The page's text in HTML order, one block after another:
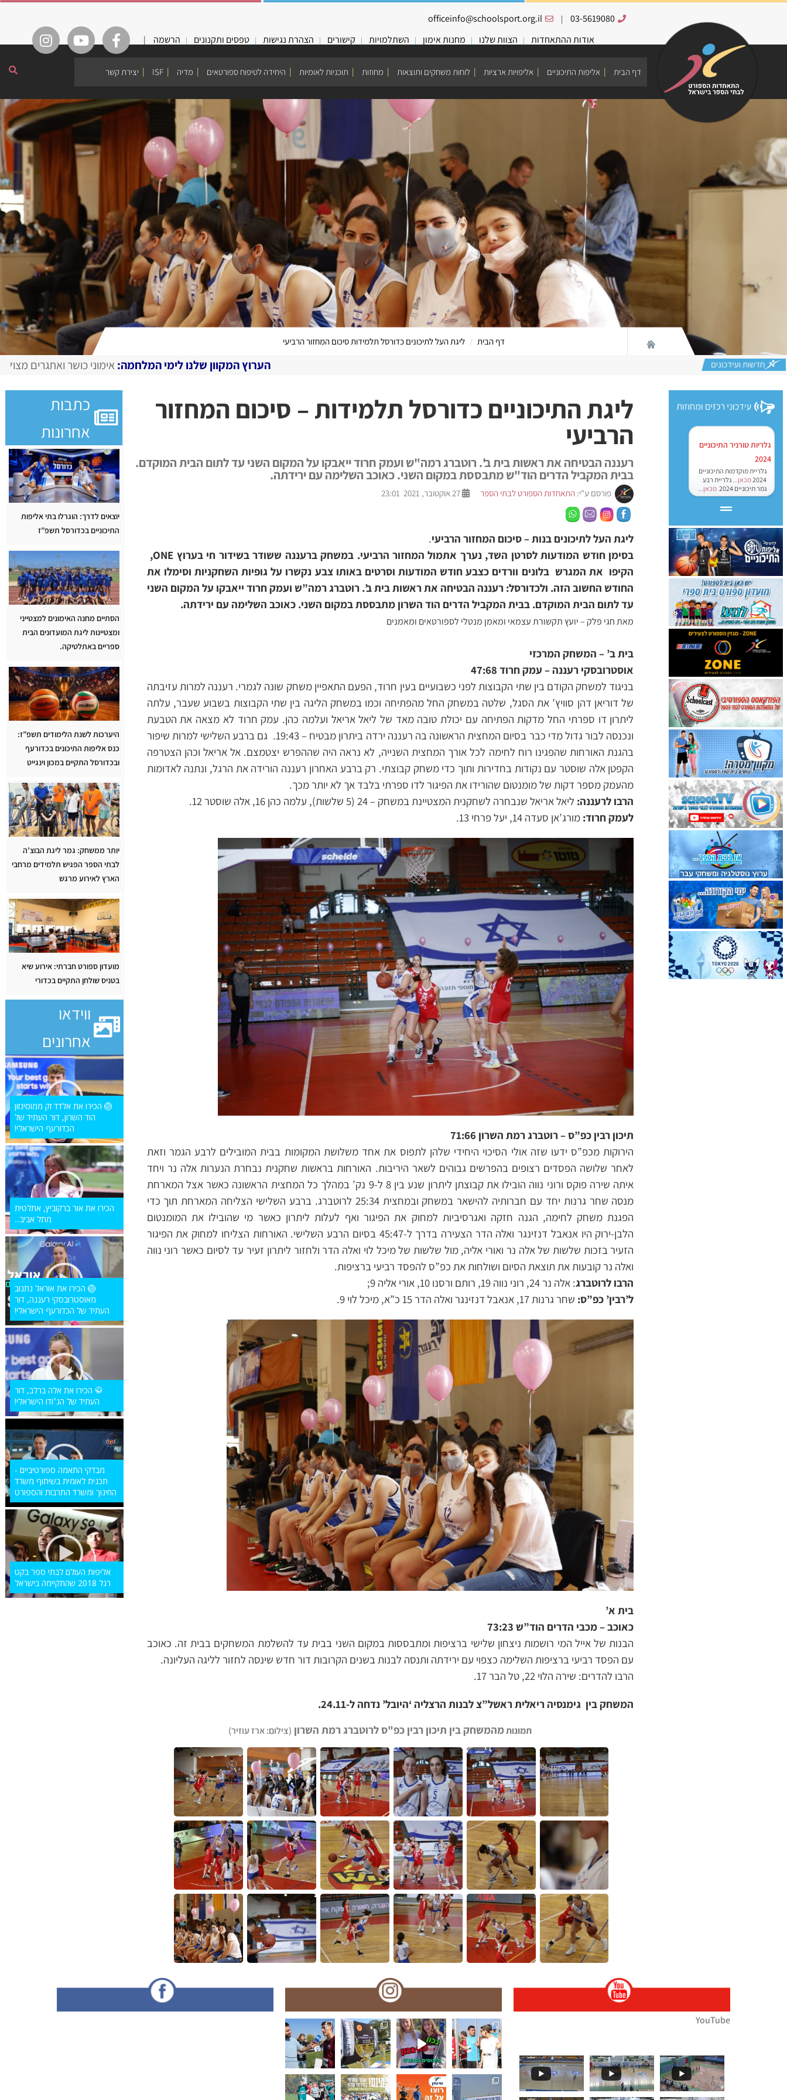
03-5619080
|
officeinfo@schoolsport.org.il
אודות ההתאחדות
הצוות שלנו מחנות אימון השתלמויות קישורים הצהרת נגישות טפסים ותקנונים הרשמה |
דף הבית אליפות התיכוניים אליפויות ארציות לוחות משחקים ותוצאות מחוזות תוכניות לאומיות היחידה לטיפוח ספורטאים מדיה ISF יצירת קשר
דף הבית ליגת העל לתיכונים כדורסל תלמידות סיכום המחזור הרביעי
הערוץ המקוון שלנו לימי המלחמה:אימוני כושר ואתגרים מצולמים, מגזין דיגיטלי
גלריות טורניר התיכוניים
2024
גלריית מוקדמות התיכוניים
2024מכאן... גלריית רבע
גמר תיכוניים 2024
מכאן...
ליגת התיכוניים כדורסל תלמידות – סיכום המחזור
הרביעי
רעננה הבטיחה את ראשות בית ב'. רוטברג רמה"ש ועמק חרוד ייאבקו על המקום השני עד לתום הבית המוקדם.
בבית המקביל הדרים הוד"ש מתבססת במקום השני. כאוכב השלימה עם ירידתה.
פורסם ע"י: התאחדות הספורט לבתי הספר 27 אוקטובר, 2021 23:01
ליגת העל לתיכונים בנות – סיכום המחזור הרביעי.
בסימן חודש המודעות לסרטן השד, נערך אתמול המחזור הרביעי. במשחק ברעננה ששודר בשידור חי בערוץ ONE,
הקיפו את המגרש בלונים וורדים כצבע חודש המודעות וסרטים באותו צבע נקשרו על גופיות השחקניות וסימלו את
החודש החשוב הזה. ולכדורסל: רעננה הבטיחה את ראשות בית ב’. רוטברג רמה”ש ועמק חרוד ייאבקו על המקום השני
עד לתום הבית המוקדם. בבית המקביל הדרים הוד השרון מתבססת במקום השני. כאוכב השלימה עם ירידתה.
מאת חגי פלק – יועץ תקשורת עצמאי ומאמן מנטלי לספורטאים ומאמנים
בית ב’ – המשחק המרכזי
אוסטרובסקי רעננה – עמק חרוד 47:68
בניגוד למשחק הקודם בין שתי הקבוצות לפני כשבועיים בעין חרוד, הפעם התאפיין משחק שונה לגמרי. רעננה למרות עזיבתה
של דוריאן דהן סוויץ’ את הסגל, שלטה במשחק החל מהפתיחה וכמו במשחק הליגה בין שתי הקבוצות בשבוע שעבר, עלתה
ליתרון דו ספרתי החל מדקות הפתיחה עם יכולת טובה מאד של ליאל אריאל ועלמה כהן. עמק חרוד לא מצאה את הטבעת
ונכנסה לבור גדול מדי כבר בסיום המחצית הראשונה בה רעננה ירדה ביתרון מבטיח – 19:43. גם ברבע השלישי למרות שיפור
בהגנת האורחות שהפגינו רוח לחימה לכל אורך המחצית השנייה, לא נראה היה שההפרש יצטמצם. אל אריאל וכהן הצטרפה
הקפטן אלה שוסטר עם נקודות בחדירות ותוך כדי משחק קבוצתי. רק ברבע האחרון רעננה הורידה את הרגל, ונתנה לאדומות
מהעמק מספר דקות של מומנטום שהורידו את הפיגור לדו ספרתי בלבד אך לא יותר מכך.
הרבו לרעננה: ליאל אריאל שנבחרה לשחקנית המצטיינת במשחק – 24 (5 שלשות), עלמה כהן 16, אלה שוסטר 12.
לעמק חרוד: מורג’אן סעדה 14, יעל פרחי 13.
תיכון רבין כפ”ס – רוטברג רמת השרון 71:66
הירוקות מכפ”ס ידעו שזה אולי הסיכוי היחידי שלהן לתפוס את אחד משלושת המקומות בבית המובילים לרבע הגמר וזאת
לאחר שלושה הפסדים רצופים בהפרשים גבוהים לשאר היריבות. האורחות בראשות שחקנית נבחרת הנערות אלה נר ויחד
איתה שירה פוקס ורוני נווה הובילו את קבוצתן ליתרון שנע בין 8 ל-9 נק’ במהלך כל המחצית הראשונה כאשר אצל המארחת
מנסה שחר גרנות יחד עם חברותיה להישאר במשחק ובמחצית 25:34 לרוטברג. ברבע השלישי הצליחה המארחת תוך כדי
הפגנת משחק לחימה, הגנה חזקה ואגרסיביות למחוק את הפיגור ואף לעלות ליתרון כאשר מי שהובילו את המומנטום
הלבן-ירוק היו אנאבל דנזינגר ואלה הדר הצעירה בדרך ל-45:47 בסיום הרבע השלישי. האורחות הצליחו למחוק את הפיגור
הזעיר בזכות שלשות של אלה נר ואורי אליה, מול שלשות של מיכל לוי ואלה הדר ולחזור ליתרון זעיר עד לסיום כאשר רוני נווה
ואלה נר קובעות את תוצאת הסיום ושולחות את כפ”ס להפסד רביעי ברציפות.
הרבו לרוטברג: אלה נר 24, רוני נווה 19, רותם ורסנו 10, אורי אליה 9;
ל’רבין’ כפ”ס: שחר גרנות 17, אנאבל דנזינגר ואלה הדר 15 כ”א, מיכל לוי 9.
בית א’
כאוכב – מכבי הדרים הוד”ש 73:23
הבנות של אייל המי רושמות ניצחון שלישי ברציפות ומתבססות במקום השני בבית עד להשלמת המשחקים בבית זה. כאוכב
עם הפסד רביעי ברציפות השלימה כצפוי עם ירידתה ותנסה לבנות בשנים הקרובות דור חדש שינסה לחזור לליגה העליונה.
הרבו להדרים: שירה הלוי 22, טל הבר 17.
המשחק בין גימנסיה ריאלית ראשל”צ לבנות הרצליה ‘היובל’ נדחה ל-24.11.
תמונותמהמשחק בין תיכון רבין כפ"ס לרוטברג רמת השרון (צילום: ארז עוזיר)
כתבות
אחרונות
יוצאים לדרך: הוגרלו בתי אליפות
התיכוניים בכדורסל תשפ”ז
הסתיים מחנה האימונים למצטייני
ומצטיינות ליגת המועדונים הבית
ספריים באתלטיקה.
היערכות לשנת הלימודים תשפ”ז:
כנס אליפות התיכונים בכדורעף
ובכדורסל התקיים במכון וינגייט
יותר ממשחק: גמר ליגת הבוצ’ה
לבתי הספר הפגיש תלמידים מרחבי
הארץ לאירוע מרגש
מועדון ספורט חברתי: אירוע שיא
בטניס שולחן התקיים בכדורי
ווידאו
אחרונים
🏐 הכירו את אלדד זק ממוסינזון
הוד השרון, דור העתיד של
הכדורעף הישראלי!
הכירו את אור ברקוביץ, אתלטית
מתל אביב...
🏐 הכירו את אוראל נתנוב
מאוסטרובסקי רעננה, דור
העתיד של הכדורעף הישראלי!
🥋 הכירו את אלה ברלב, דור
העתיד של הג׳ודו הישראלי!
מבדקי התאמה ספורטיביים -
תכנית לאומית בשיתוף משרד
החינוך ומשרד התרבות והספורט
אליפות העולם לבתי ספר בקט
רגל 2018 שהתקיימה בישראל
YouTube תפסנו אתכם רגע לפני המירוץ כדי לעזור לנו לנפץ כמה🏆🏃‍♀️🏃 🌞🌼האליפות הארצית במרוצי שדה!! עמק המעיינות
🏆🏃‍♀️🏃 יצאנו לדרך אל האליפות הארצית במרוצי שדה!! מ
🏆🏃‍♀️🏃 האליפות הארצית במרוצי שדה...רוצו על זה!! וג
🏆🏃‍♀️🏃 היום!!האליפות הארצית במרוצי שדה!!מאות משתתפ
🏆🏃‍♀️🏃 מחר!! האליפות הארצית במרוצי שדה! מאות משתתפ